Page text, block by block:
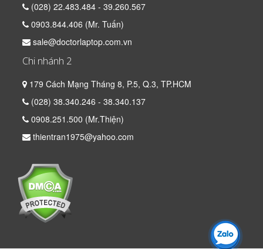
(028) 22.483.484 - 39.260.567
0903.844.406 (Mr. Tuấn)
sale@doctorlaptop.com.vn
Chi nhánh 2
179 Cách Mạng Tháng 8, P.5, Q.3, TP.HCM
(028) 38.340.246 - 38.340.137
0908.251.500 (Mr.Thiện)
thientran1975@yahoo.com